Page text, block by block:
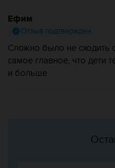
Ефим
Отзыв подтвержден
Сложно было не сходить
самое главное, что дети
и больше